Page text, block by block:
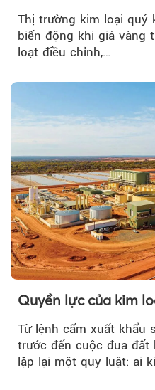
Thị trường kim loại quý
biến động khi giá vàng
loạt điều chỉnh,…
Quyền lực của kim
Từ lệnh cấm xuất khẩu
trước đến cuộc đua đất
lặp lại một quy luật: ai